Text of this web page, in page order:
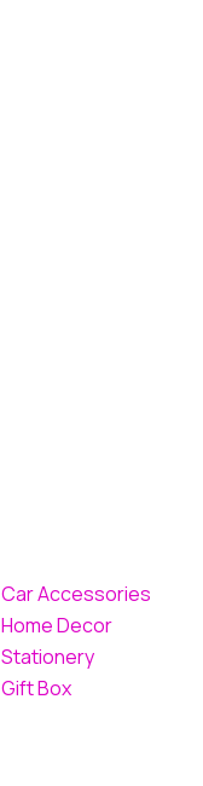
Car Accessories
Home Decor
Stationery
Gift Box